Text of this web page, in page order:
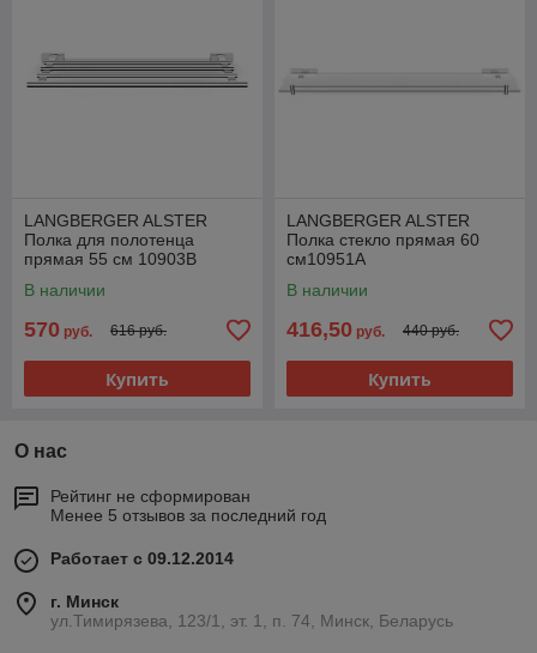
LANGBERGER ALSTER
Полка для полотенца
прямая 55 см 10903B
В наличии
570 руб. 616 руб.
Купить
LANGBERGER ALSTER
Полка стекло прямая 60
см10951А
В наличии
416,50 руб. 440 руб.
Купить
О нас
Рейтинг не сформирован
Менее 5 отзывов за последний год
Работает с 09.12.2014
г. Минск
ул.Тимирязева, 123/1, эт. 1, п. 74, Минск, Беларусь